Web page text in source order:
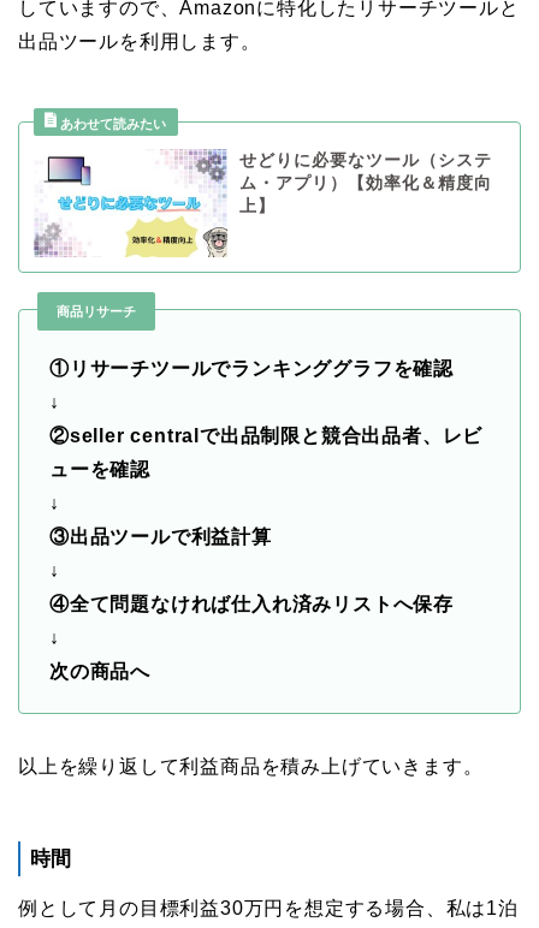
していますので、Amazonに特化したリサーチツールと
出品ツールを利用します。
せどりに必要なツール（システ
ム・アプリ）【効率化＆精度向
上】
商品リサーチ
①リサーチツールでランキンググラフを確認
↓
②seller centralで出品制限と競合出品者、レビ
ューを確認
↓
③出品ツールで利益計算
↓
④全て問題なければ仕入れ済みリストへ保存
↓
次の商品へ
以上を繰り返して利益商品を積み上げていきます。
時間
例として月の目標利益30万円を想定する場合、私は1泊